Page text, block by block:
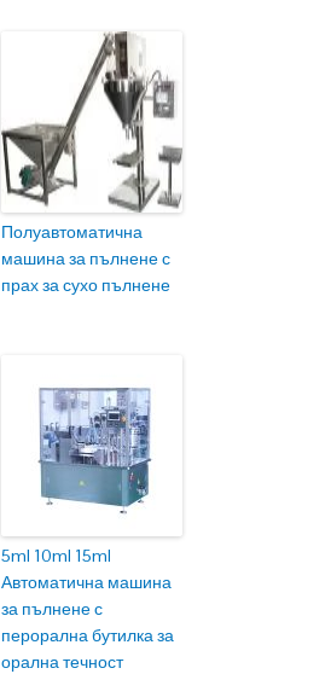
Полуавтоматична
машина за пълнене с
прах за сухо пълнене
5ml 10ml 15ml
Автоматична машина
за пълнене с
перорална бутилка за
орална течност